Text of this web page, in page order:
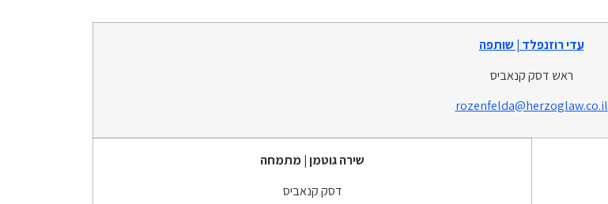
עדי רוזנפלד | שותפה
ראש דסק קנאביס
rozenfelda@herzoglaw.co.il
שירה גוטמן | מתמחה
דסק קנאביס